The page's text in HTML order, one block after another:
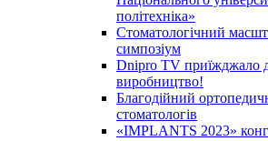
політехніка»
Стоматологічний
симпозіум
Dnipro TV приїжджало
виробництво!
Благодійний
стоматологів
«IMPLANTS 2023»